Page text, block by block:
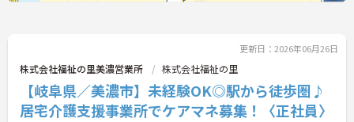
更新日：2026年06月26日
株式会社福祉の里美濃営業所 株式会社福祉の里
【岐阜県／美濃市】未経験OK◎駅から徒歩圏♪
居宅介護支援事業所でケアマネ募集！〈正社員〉